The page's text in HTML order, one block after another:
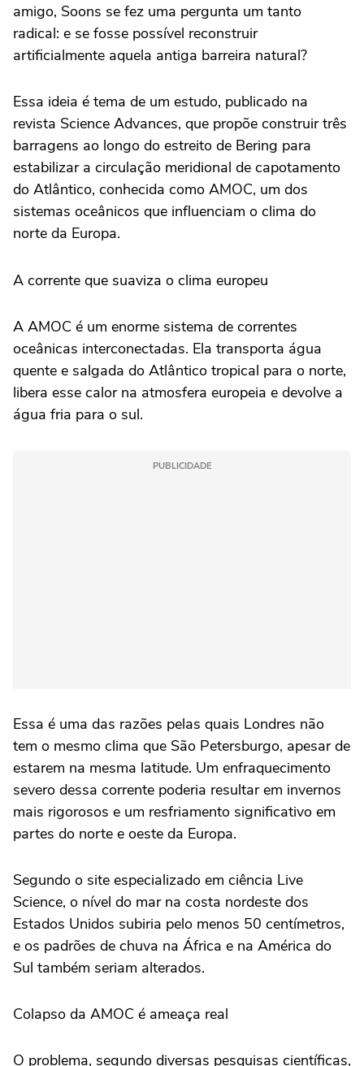
amigo, Soons se fez uma pergunta um tanto
radical: e se fosse possível reconstruir
artificialmente aquela antiga barreira natural?
Essa ideia é tema de um estudo, publicado na
revista Science Advances, que propõe construir três
barragens ao longo do estreito de Bering para
estabilizar a circulação meridional de capotamento
do Atlântico, conhecida como AMOC, um dos
sistemas oceânicos que influenciam o clima do
norte da Europa.
A corrente que suaviza o clima europeu
A AMOC é um enorme sistema de correntes
oceânicas interconectadas. Ela transporta água
quente e salgada do Atlântico tropical para o norte,
libera esse calor na atmosfera europeia e devolve a
água fria para o sul.
PUBLICIDADE
Essa é uma das razões pelas quais Londres não
tem o mesmo clima que São Petersburgo, apesar de
estarem na mesma latitude. Um enfraquecimento
severo dessa corrente poderia resultar em invernos
mais rigorosos e um resfriamento significativo em
partes do norte e oeste da Europa.
Segundo o site especializado em ciência Live
Science, o nível do mar na costa nordeste dos
Estados Unidos subiria pelo menos 50 centímetros,
e os padrões de chuva na África e na América do
Sul também seriam alterados.
Colapso da AMOC é ameaça real
O problema, segundo diversas pesquisas científicas,